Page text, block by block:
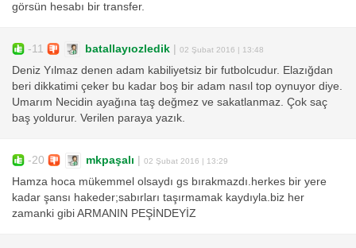
görsün hesabı bir transfer.
-11 batallayıozledik 02 Şubat 2016 | 13:48
Deniz Yılmaz denen adam kabiliyetsiz bir futbolcudur. Elazığdan
beri dikkatimi çeker bu kadar boş bir adam nasıl top oynuyor diye.
Umarım Necidin ayağına taş değmez ve sakatlanmaz. Çok saç
baş yoldurur. Verilen paraya yazık.
-20 mkpaşalı 02 Şubat 2016 | 13:29
Hamza hoca mükemmel olsaydı gs bırakmazdı.herkes bir yere
kadar şansı hakeder;sabırları taşırmamak kaydıyla.biz her
zamanki gibi ARMANIN PEŞİNDEYİZ